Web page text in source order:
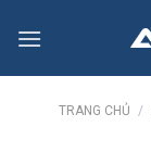
TRANG CHỦ /